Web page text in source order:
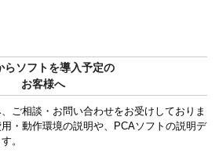
らソフトを導入予定の
お客様へ
ご相談・お問い合わせをお受けしておりま
・動作環境の説明や、PCAソフトの説明デ
。